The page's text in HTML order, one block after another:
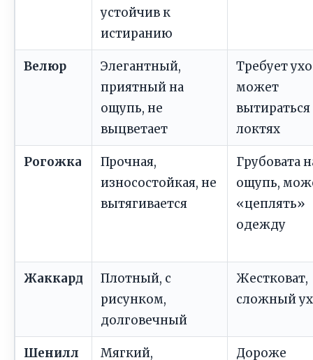
устойчив к
истиранию
Велюр
Элегантный,
приятный на
ощупь, не
выцветает
Требует
может
вытираться
локтях
Рогожка
Прочная,
износостойкая, не
вытягивается
Грубовата
ощупь,
«цеплять»
одежду
Жаккард
Плотный, с
рисунком,
долговечный
Жестковат,
сложный
Шенилл
Мягкий,
Дороже